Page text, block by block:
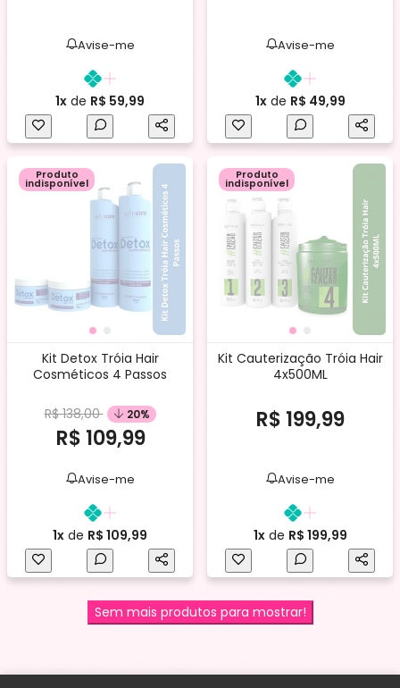
Avise-me
1x de R$ 59,99
Avise-me
1xde R$ 49,99
Produto
indisponível
Kit Detox Tróia Hair
Cosméticos 4 Passos
R$ 138,00 20%
R$ 109,99
Avise-me
1x de R$ 109,99
Produto
indisponível
Kit Cauterização Tróia Hair
4x500ML
R$ 199,99
Avise-me
1xde R$ 199,99
Sem mais produtos para mostrar!